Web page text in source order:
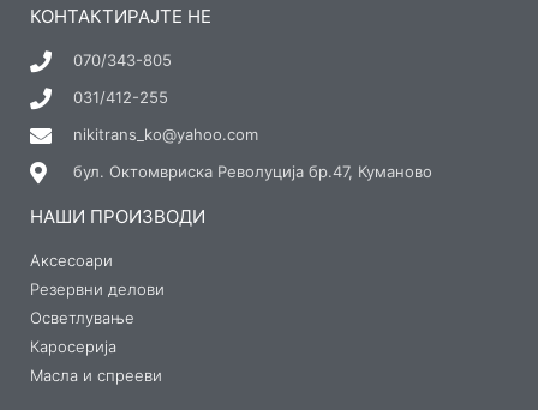
КОНТАКТИРАЈТЕ НЕ
070/343-805
031/412-255
nikitrans_ko@yahoo.com
бул. Октомвриска Револуција бр.47, Куманово
НАШИ ПРОИЗВОДИ
Аксесоари
Резервни делови
Осветлување
Каросерија
Масла и спрееви